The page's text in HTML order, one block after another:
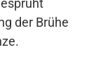
der Brühe